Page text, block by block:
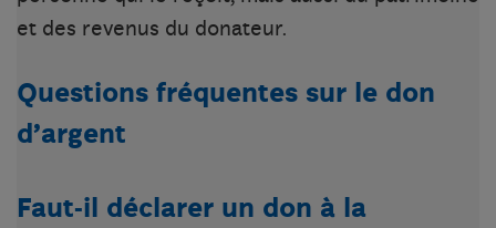
et des revenus du donateur.
Questions fréquentes sur le don
d’argent
Faut-il déclarer un don à la